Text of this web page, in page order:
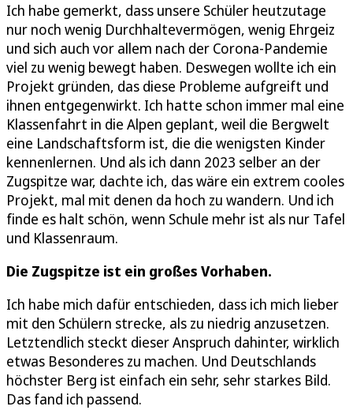
Ich habe gemerkt, dass unsere Schüler heutzutage
nur noch wenig Durchhaltevermögen, wenig Ehrgeiz
und sich auch vor allem nach der Corona-Pandemie
viel zu wenig bewegt haben. Deswegen wollte ich ein
Projekt gründen, das diese Probleme aufgreift und
ihnen entgegenwirkt. Ich hatte schon immer mal eine
Klassenfahrt in die Alpen geplant, weil die Bergwelt
eine Landschaftsform ist, die die wenigsten Kinder
kennenlernen. Und als ich dann 2023 selber an der
Zugspitze war, dachte ich, das wäre ein extrem cooles
Projekt, mal mit denen da hoch zu wandern. Und ich
finde es halt schön, wenn Schule mehr ist als nur Tafel
und Klassenraum.
Die Zugspitze ist ein großes Vorhaben.
Ich habe mich dafür entschieden, dass ich mich lieber
mit den Schülern strecke, als zu niedrig anzusetzen.
Letztendlich steckt dieser Anspruch dahinter, wirklich
etwas Besonderes zu machen. Und Deutschlands
höchster Berg ist einfach ein sehr, sehr starkes Bild.
Das fand ich passend.